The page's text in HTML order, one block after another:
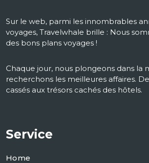
Sur le web, parmi les innombrables
voyages, Travelwhale brille : Nous
des bons plans voyages !
Chaque jour, nous plongeons dans la
recherchons les meilleures affaires.
cassés aux trésors cachés des hôtels.
Service
Home